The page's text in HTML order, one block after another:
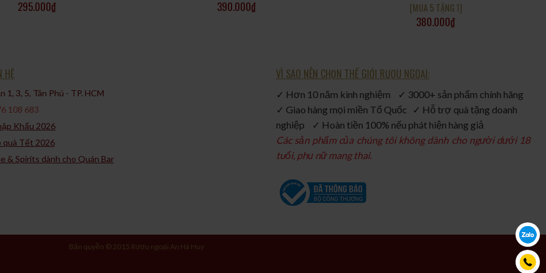
lê, kèm theo chút hương hoa.
nhiều món ăn khác nhau:
295.000₫ 390.000₫ [MUA 5 TẶNG 1]
380.000₫
HỆ
1, 3, 5, Tân Phú - TP. HCM​
108 683
Khẩu 2026
quà Tết 2026
& Spirits dành cho Quán Bar
VÌ SAO NÊN CHỌN THẾ GIỚI RƯỢU NGOẠI:
✓ Hơn 10 năm kinh nghiệm ✓ 3000+ sản phẩm chính hãng
✓ Giao hàng mọi miền Tổ Quốc ✓ Hỗ trợ quà tặng doanh
nghiệp ✓ Hoàn tiền 100% nếu phát hiện hàng giả
Các sản phẩm của chúng tôi không dành cho người dưới 18
tuổi, phụ nữ mang thai.
Bản quyền © 2015 Rượu ngoại An Hà Huy